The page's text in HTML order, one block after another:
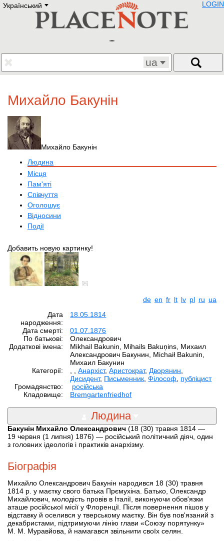
Український E
Deutsch
Francais
Polski
Eestikeelne
LOGIN
ua
Михайло Бакунін
Михайло Бакунін
Людина
Місця
Пам'яті
Співчуття
Оголошує
Відносини
Події
Добавить новую картинку!
de en fr lt lv pl ru ua
Дата
народження:
18.05.1814
Дата смерті:
01.07.1876
По батькові:
Олександрович
Додаткові імена:
Mikhail Bakunin, Mihails Bakuņins, Михаил
Александрович Бакунин, Michaił Bakunin,
Михаил Бакунин
Категорії:
,Анархіст,Аристократ, Дворянин
Дисидент, Письменник ,Філософ
публіцист
Громадянство:
російська
Кладовище:
Bremgartenfriedhof
Людина
Бакунін Михайло Олександрович (18 (30) травня 1814 —
19 червня (1 липня) 1876) — російський політичний діяч, один
з головних ідеологів і практиків анархізму.
Біографія
Михайло Олександрович Бакунін народився 18 (30) травня
1814 р. у маєтку свого батька Прємухіна. Батько, Олександр
Михайлович, молодість провів в Італії, виконуючи обов'язки
аташе російської місії у Флоренції. Після повернення пішов у
відставку й оселився у тверському маєтку. Він був пов'язаний з
декабристами, підтримуючи лінію глави «Союзу порятунку»
М. М. Муравйова, й намагався звільнити своїх селян.